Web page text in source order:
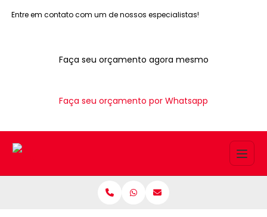
Entre em contato com um de nossos especialistas!
Faça seu orçamento agora mesmo
Faça seu orçamento por Whatsapp